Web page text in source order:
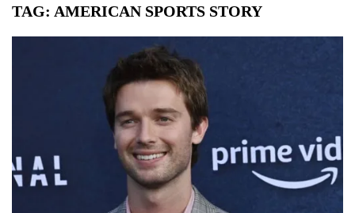
TAG: AMERICAN SPORTS STORY